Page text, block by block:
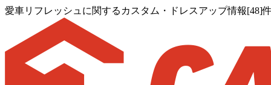
愛車リフレッシュに関するカスタム・ドレスアップ情報[48]